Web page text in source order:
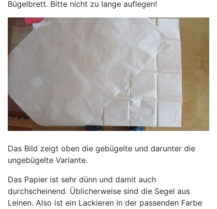
Bügelbrett. Bitte nicht zu lange auflegen!
Das Bild zeigt oben die gebügelte und darunter die
ungebügelte Variante.
Das Papier ist sehr dünn und damit auch
durchscheinend. Üblicherweise sind die Segel aus
Leinen. Also ist ein Lackieren in der passenden Farbe